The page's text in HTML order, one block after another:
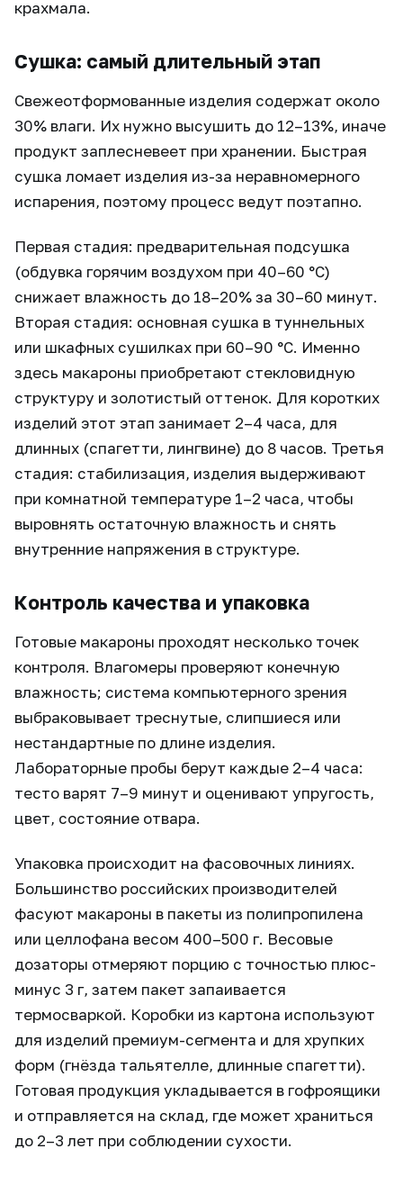
крахмала.
Сушка: самый длительный этап
Свежеотформованные изделия содержат около
30% влаги. Их нужно высушить до 12–13%, иначе
продукт заплесневеет при хранении. Быстрая
сушка ломает изделия из-за неравномерного
испарения, поэтому процесс ведут поэтапно.
Первая стадия: предварительная подсушка
(обдувка горячим воздухом при 40–60 °C)
снижает влажность до 18–20% за 30–60 минут.
Вторая стадия: основная сушка в туннельных
или шкафных сушилках при 60–90 °C. Именно
здесь макароны приобретают стекловидную
структуру и золотистый оттенок. Для коротких
изделий этот этап занимает 2–4 часа, для
длинных (спагетти, лингвине) до 8 часов. Третья
стадия: стабилизация, изделия выдерживают
при комнатной температуре 1–2 часа, чтобы
выровнять остаточную влажность и снять
внутренние напряжения в структуре.
Контроль качества и упаковка
Готовые макароны проходят несколько точек
контроля. Влагомеры проверяют конечную
влажность; система компьютерного зрения
выбраковывает треснутые, слипшиеся или
нестандартные по длине изделия.
Лабораторные пробы берут каждые 2–4 часа:
тесто варят 7–9 минут и оценивают упругость,
цвет, состояние отвара.
Упаковка происходит на фасовочных линиях.
Большинство российских производителей
фасуют макароны в пакеты из полипропилена
или целлофана весом 400–500 г. Весовые
дозаторы отмеряют порцию с точностью плюс-
минус 3 г, затем пакет запаивается
термосваркой. Коробки из картона используют
для изделий премиум-сегмента и для хрупких
форм (гнёзда тальятелле, длинные спагетти).
Готовая продукция укладывается в гофроящики
и отправляется на склад, где может храниться
до 2–3 лет при соблюдении сухости.